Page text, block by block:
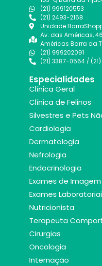
(21) 999120553
(21) 2493-2168
Unidade
Av. das Américas,
Américas Barra da
(21) 999202091
(21) 3387-0564 /
Especialidades
Clínica Geral
Clínica de Felinos
Silvestres e Pets
Cardiologia
Dermatologia
Nefrologia
Endocrinologia
Exames de Imagem
Exames
Nutricionista
Terapeuta
Cirurgias
Oncologia
Internação